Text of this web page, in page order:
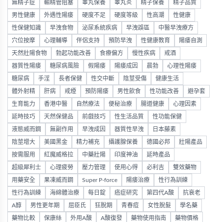
無精子症 輸精管阻塞 睾丸保養 睾丸炎 精子保養 精子品質
男性健康 外遇性陽痿 硬度不足 硬度等級 性高潮 性健康
性保健知識 早洩食物 泌尿系統疾病 早洩誤區 中醫早洩療方
穴位按摩 心理輔導 伴侶支持 預防早洩 性健康教育 陽痿自測
天然壯陽食物 勃起功能改善 食療偏方 慢性疾病 戒酒
器質性陽痿 糖尿病風險 假陽痿 陽痿成因 晨勃 心理性陽痿
糖尿病 手淫 長者保健 性交中斷 陰莖受傷 健康生活
體外射精 肝病 戒煙 預防陽痿 男性飲食 性功能改善 避孕套
生育能力 香港中醫 自然療法 便秘治療 腸道健康 心理因素
延時技巧 天然保健品 前戲技巧 性生活品質 性功能保健
液態威而鋼 無副作用 早洩成因 器質性早洩 日本藤素
陰莖增大 美國黑金 精力補充 攝護腺保養 德國必邦 壯陽產品
按需服用 紅魔威格拉 中藥壯陽 印度神油 延時產品
超級犀利士 心理疲勞 壓力管理 使用心得 必利吉 雙效藥物
用藥安全 果凍威而鋼 Super P-force 陽痿治療 性行為訓練
性行為訓練 海綿體治療 每日錠 癌症研究 第四代A酸 抗衰老
A醇 男性更年期 屈臣氏 狂脫期 青春痘 女性脫髮 學名藥
藥物比較 保康絲 外用A酸 A酸復發 藥物使用指南 藥物價格